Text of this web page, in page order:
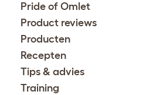
Pride of Omlet
Product reviews
Producten
Recepten
Tips & advies
Training